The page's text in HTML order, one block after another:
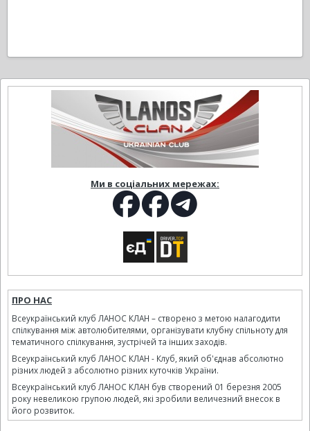
Ми в соціальних мережах:
ПРО НАС
Всеукраїнський клуб ЛАНОС КЛАН – створено з метою налагодити
спілкування між автолюбителями, організувати клубну спільноту для
тематичного спілкування, зустрічей та інших заходів.
Всеукраїнський клуб ЛАНОС КЛАН - Клуб, який об'єднав абсолютно
різних людей з абсолютно різних куточків України.
Всеукраїнський клуб ЛАНОС КЛАН був створений 01 березня 2005
року невеликою групою людей, які зробили величезний внесок в
його розвиток.